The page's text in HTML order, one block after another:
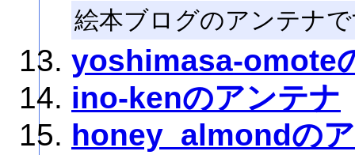
絵本ブログのアンテナ
yoshimasa-omote
ino-kenのアンテナ
honey_almondの